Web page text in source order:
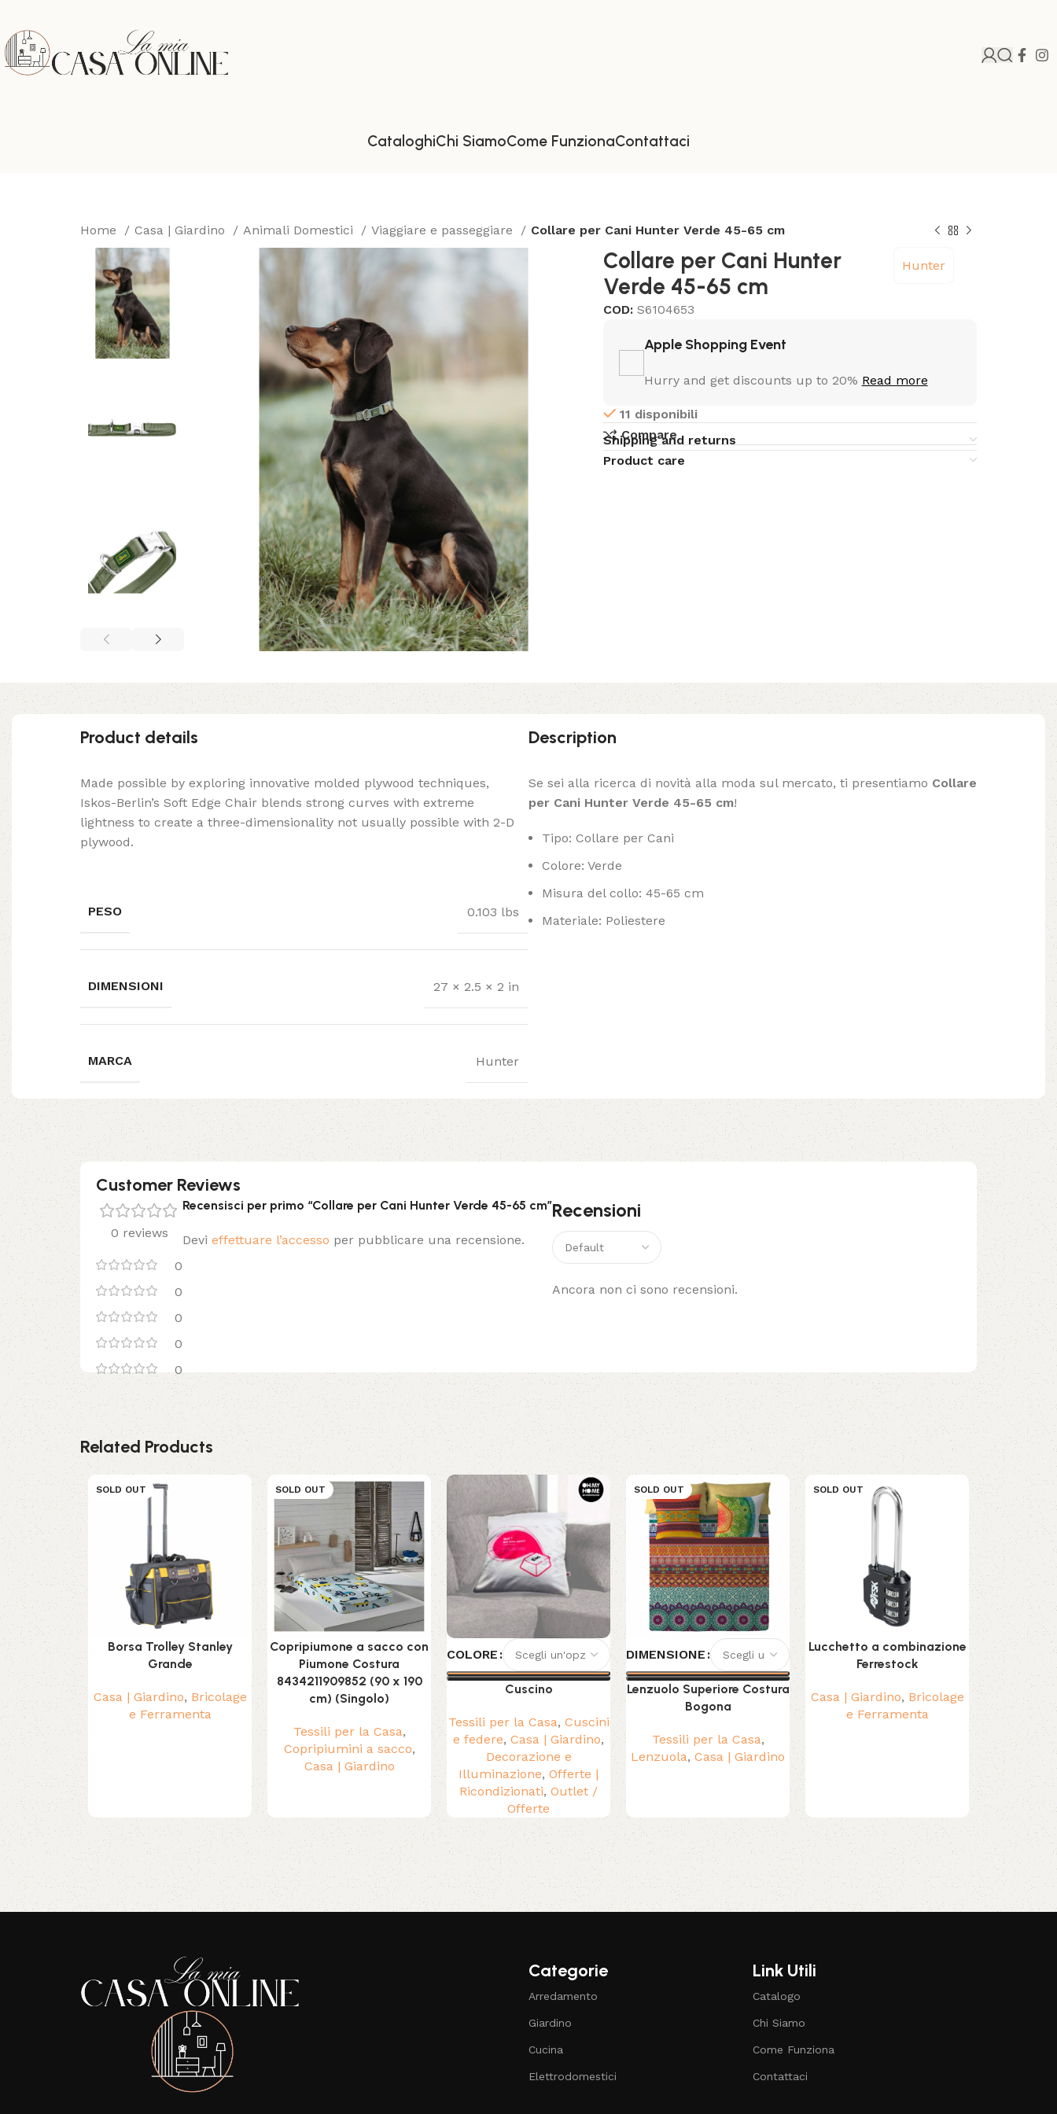
CataloghiChi SiamoCome FunzionaContattaci
Home Casa | Giardino Animali Domestici Viaggiare e passeggiare Collare per Cani Hunter Verde 45-65 cm
Collare per Cani Hunter
Verde 45-65 cm
Hunter
COD: S6104653
Apple Shopping Event
Hurry and get discounts up to 20% Read more
11 disponibili
Compare
Shipping and returns
Product care
Product details
Made possible by exploring innovative molded plywood techniques,
Iskos-Berlin’s Soft Edge Chair blends strong curves with extreme
lightness to create a three-dimensionality not usually possible with 2-D
plywood.
PESO 0.103 lbs
DIMENSIONI 27 × 2.5 × 2 in
MARCA Hunter
Description
Se sei alla ricerca di novità alla moda sul mercato, ti presentiamo Collare
per Cani Hunter Verde 45-65 cm!
Tipo: Collare per Cani
Colore: Verde
Misura del collo: 45-65 cm
Materiale: Poliestere
Customer Reviews
0 reviews
0
0
0
0
0
Recensioni
Ancora non ci sono recensioni.
Recensisci per primo “Collare per Cani Hunter Verde 45-65 cm”
Devi effettuare l’accesso per pubblicare una recensione.
Related Products
SOLD OUT
Borsa Trolley Stanley
Grande
Casa | Giardino, Bricolage
e Ferramenta
SOLD OUT
Copripiumone a sacco con
Piumone Costura
8434211909852 (90 x 190
cm) (Singolo)
Tessili per la Casa,
Copripiumini a sacco,
Casa | Giardino
COLORE
Cuscino
Tessili per la Casa, Cuscini
e federe, Casa | Giardino,
Decorazione e
Illuminazione, Offerte |
Ricondizionati, Outlet /
Offerte
SOLD OUT
DIMENSIONE
Lenzuolo Superiore Costura
Bogona
Tessili per la Casa,
Lenzuola, Casa | Giardino
SOLD OUT
Lucchetto a combinazione
Ferrestock
Casa | Giardino, Bricolage
e Ferramenta
Ricambio
Pulire,
Altri
Read More
Categorie
Arredamento
Giardino
Cucina
Elettrodomestici
Link Utili
Catalogo
Chi Siamo
Come Funziona
Contattaci